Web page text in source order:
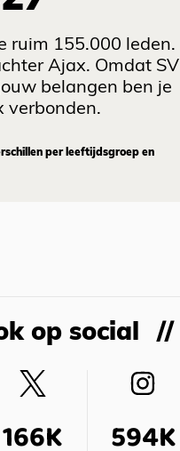
ruim 155.000 leden.
Ajax. Omdat SV
belangen ben je
verbonden.
per leeftijdsgroep en
op social
166K 594K